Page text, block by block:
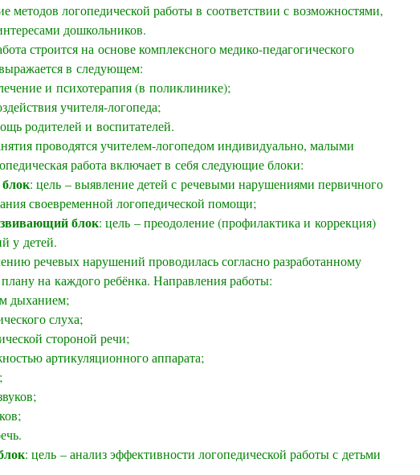
методов логопедической работы в соответствии с возможностями,
дошкольников.
строится на основе комплексного медико-педагогического
в следующем:
и психотерапия (в поликлинике);
учителя-логопеда;
родителей и воспитателей.
проводятся учителем-логопедом индивидуально, малыми
работа включает в себя следующие блоки:
: цель – выявление детей с речевыми нарушениями первичного
своевременной логопедической помощи;
блок: цель – преодоление (профилактика и коррекция)
у детей.
речевых нарушений проводилась согласно разработанному
на каждого ребёнка. Направления работы:
дыханием;
слуха;
стороной речи;
артикуляционного аппарата;
: цель – анализ эффективности логопедической работы с детьми